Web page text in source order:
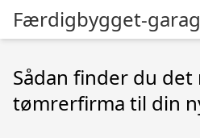
Færdigbygget-
Sådan finder du
tømrerfirma til din